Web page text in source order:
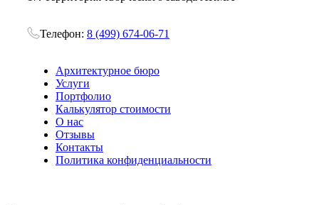
Телефон: 8 (499) 674-06-71
Архитектурное бюро
Услуги
Портфолио
Калькулятор стоимости
О нас
Отзывы
Контакты
Политика конфиденциальности